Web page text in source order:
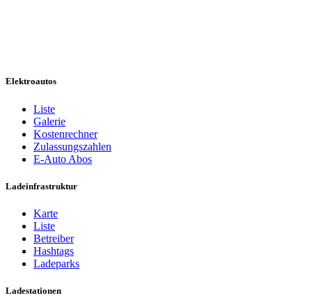
Elektroautos
Liste
Galerie
Kostenrechner
Zulassungszahlen
E-Auto Abos
Ladeinfrastruktur
Karte
Liste
Betreiber
Hashtags
Ladeparks
Ladestationen